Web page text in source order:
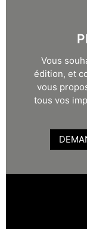
Vous
édition, et
vous
tous vos